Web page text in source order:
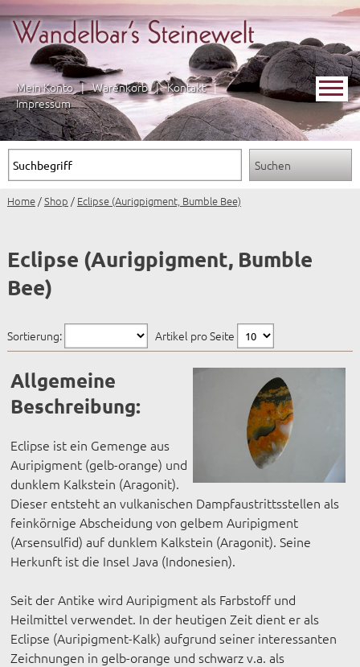
Mein Konto | Warenkorb | Kontakt |
Impressum
Home/Shop / Eclipse (Aurigpigment, Bumble Bee)
Eclipse (Aurigpigment, Bumble
Bee)
Sortierung: Artikel pro Seite
Allgemeine
Beschreibung:
Eclipse ist ein Gemenge aus
Auripigment (gelb-orange) und
dunklem Kalkstein (Aragonit).
Dieser entsteht an vulkanischen Dampfaustrittsstellen als
feinkörnige Abscheidung von gelbem Auripigment
(Arsensulfid) auf dunklem Kalkstein (Aragonit). Seine
Herkunft ist die Insel Java (Indonesien).
Seit der Antike wird Auripigment als Farbstoff und
Heilmittel verwendet. In der heutigen Zeit dient er als
Eclipse (Auripigment-Kalk) aufgrund seiner interessanten
Zeichnungen in gelb-orange und schwarz v.a. als